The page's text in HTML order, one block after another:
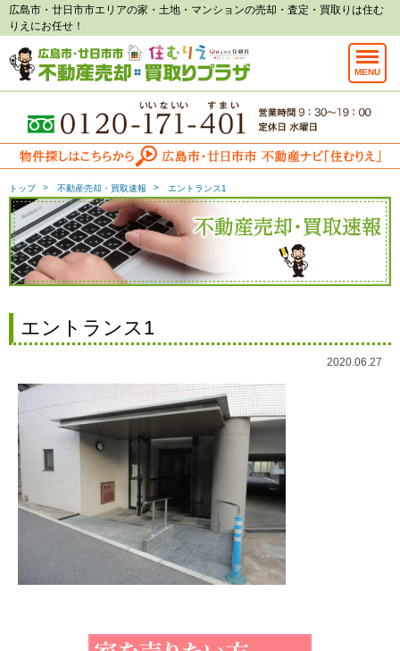
広島市・廿日市市エリアの家・土地・マンションの売却・査定・買取りは住む
りえにお任せ！
MENU
トップ 不動産売却・買取速報 エントランス1
エントランス1
2020.06.27